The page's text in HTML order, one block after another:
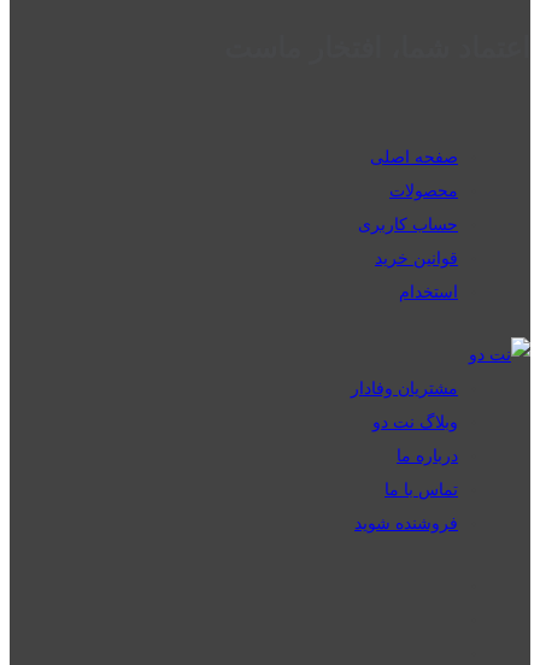
صفحه اصلی
محصولات
حساب کاربری
قوانین خرید
استخدام
مشتریان وفادار
وبلاگ نت دو
درباره ما
تماس با ما
فروشنده شوید